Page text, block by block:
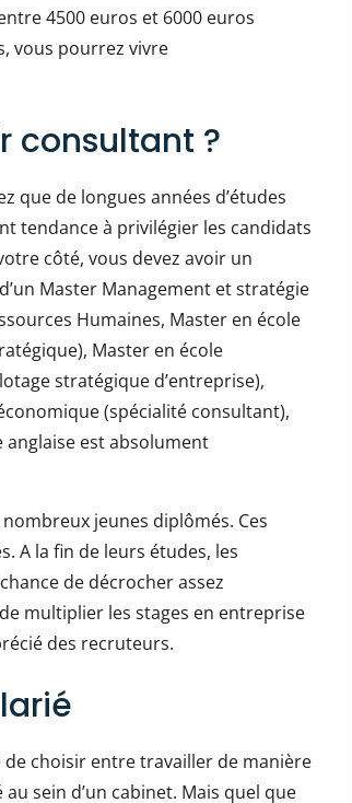
4500 euros et 6000 euros
vous pourrez vivre
consultant ?
que de longues années d’études
tendance à privilégier les candidats
côté, vous devez avoir un
Master Management et stratégie
Humaines, Master en école
Master en école
stratégique d’entreprise),
(spécialité consultant),
anglaise est absolument
jeunes diplômés. Ces
A la fin de leurs études, les
de décrocher assez
multiplier les stages en entreprise
des recruteurs.
choisir entre travailler de manière
sein d’un cabinet. Mais quel que